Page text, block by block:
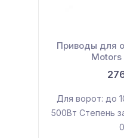
Приводы для
Motors
Для ворот: до
500Вт Степень